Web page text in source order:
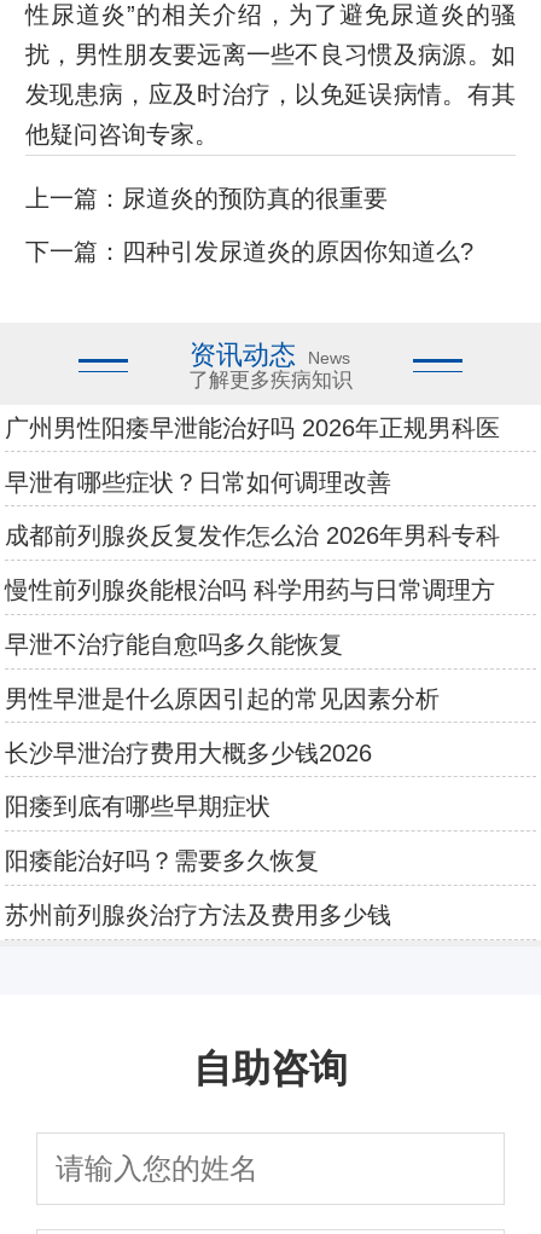
性尿道炎”的相关介绍，为了避免尿道炎的骚
扰，男性朋友要远离一些不良习惯及病源。如
发现患病，应及时治疗，以免延误病情。有其
他疑问咨询专家。
上一篇： 尿道炎的预防真的很重要
下一篇： 四种引发尿道炎的原因你知道么?
资讯动态 News
了解更多疾病知识
广州男性阳痿早泄能治好吗 2026年正规男科医
早泄有哪些症状？日常如何调理改善
成都前列腺炎反复发作怎么治 2026年男科专科
慢性前列腺炎能根治吗 科学用药与日常调理方
早泄不治疗能自愈吗多久能恢复
男性早泄是什么原因引起的常见因素分析
长沙早泄治疗费用大概多少钱2026
阳痿到底有哪些早期症状
阳痿能治好吗？需要多久恢复
苏州前列腺炎治疗方法及费用多少钱
自助咨询